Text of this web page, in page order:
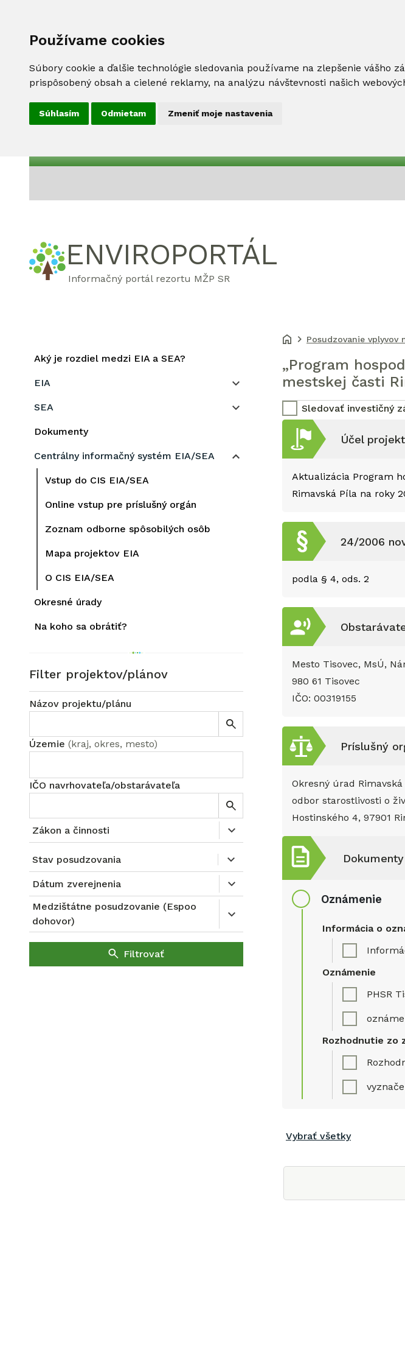
Používame cookies
Súbory cookie a ďalšie technológie sledovania používame na zlepšenie vášho
prispôsobený obsah a cielené reklamy, na analýzu návštevnosti našich
Súhlasím Odmietam Zmeniť moje nastavenia
ENVIROPORTÁL
Informačný portál rezortu MŽP SR
Aký je rozdiel medzi EIA a SEA?
EIA
SEA
Dokumenty
Centrálny informačný systém EIA/SEA
Vstup do CIS EIA/SEA
Online vstup pre príslušný orgán
Zoznam odborne spôsobilých osôb
Mapa projektov EIA
O CIS EIA/SEA
Okresné úrady
Na koho sa obrátiť?
Filter projektov/plánov
Názov projektu/plánu
Územie (kraj, okres, mesto)
IČO navrhovateľa/obstarávateľa
Zákon a činnosti
Stav posudzovania
Dátum zverejnenia
Medzištátne posudzovanie (Espoo
dohovor)
Filtrovať
Posudzovanie vplyvov
„Program
mestskej časti
Sledovať investičný
Účel
Aktualizácia Program
Rimavská Píla na roky
24/2006
podla § 4, ods. 2
Mesto Tisovec, MsÚ,
980 61 Tisovec
IČO: 00319155
Príslušný
Okresný úrad Rimavská
odbor starostlivosti o
Hostinského 4, 97901
Dokumenty
Oznámenie
Informácia o
Oznámenie
PHSR
Rozhodnutie zo
Vybrať všetky